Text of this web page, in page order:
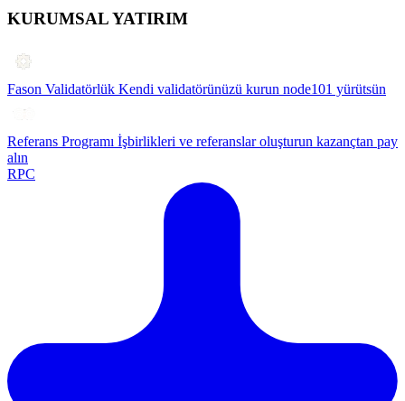
KURUMSAL YATIRIM
Fason Validatörlük Kendi validatörünüzü kurun node101 yürütsün
Referans Programı İşbirlikleri ve referanslar oluşturun kazançtan pay
alın
RPC